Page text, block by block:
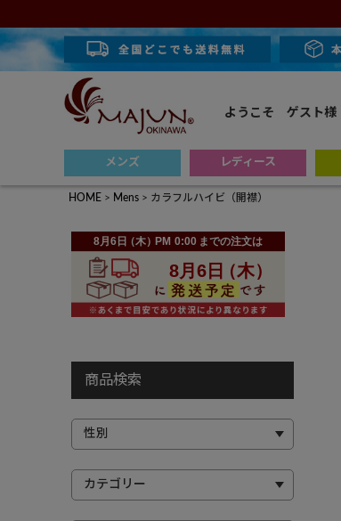
ようこそ ゲスト様
メンズ レディース
HOME Mens カラフルハイビ（開襟）
商品検索